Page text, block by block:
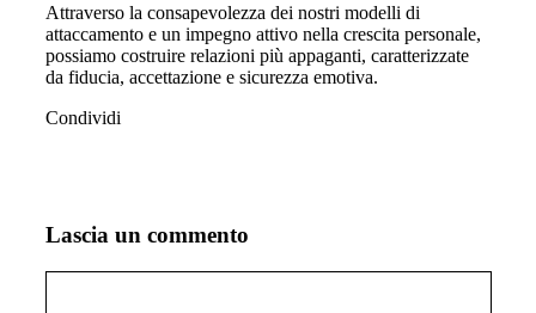
Attraverso la consapevolezza dei nostri modelli di
attaccamento e un impegno attivo nella crescita personale,
possiamo costruire relazioni più appaganti, caratterizzate
da fiducia, accettazione e sicurezza emotiva.
Condividi
Lascia un commento